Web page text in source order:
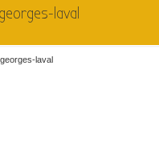
laval
laval